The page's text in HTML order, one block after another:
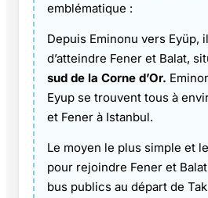
emblématique :
Depuis Eminonu vers Eyüp,
d’atteindre Fener et Balat,
sud de la Corne d’Or.
Eyup se trouvent tous à
et Fener à Istanbul.
Le moyen le plus simple et
pour rejoindre Fener et
bus publics au départ de